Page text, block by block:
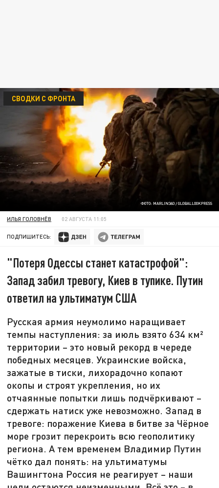
ФОТО: MARLIN360 / GLOBALLOOKPRESS
СВОДКИ С ФРОНТА
ИЛЬЯ ГОЛОВНЁВ 02 АВГУСТА 11:05
ПОДПИШИТЕСЬ:
"Потеря Одессы станет катастрофой":
Запад забил тревогу, Киев в тупике. Путин
ответил на ультиматум США
Русская армия неумолимо наращивает
темпы наступления: за июль взято 634 км²
территории – это новый рекорд в череде
победных месяцев. Украинские войска,
зажатые в тиски, лихорадочно копают
окопы и строят укрепления, но их
отчаянные попытки лишь подчёркивают –
сдержать натиск уже невозможно. Запад в
тревоге: поражение Киева в битве за Чёрное
море грозит перекроить всю геополитику
региона. А тем временем Владимир Путин
чётко дал понять: на ультиматумы
Вашингтона Россия не реагирует – наши